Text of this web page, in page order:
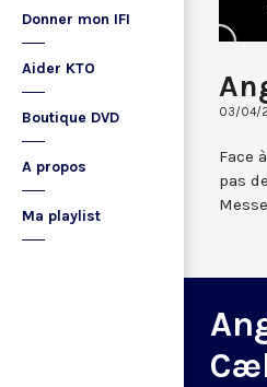
Donner mon IFI
Aider KTO
Boutique DVD
A propos
Ma playlist
03/04/
Face
pas